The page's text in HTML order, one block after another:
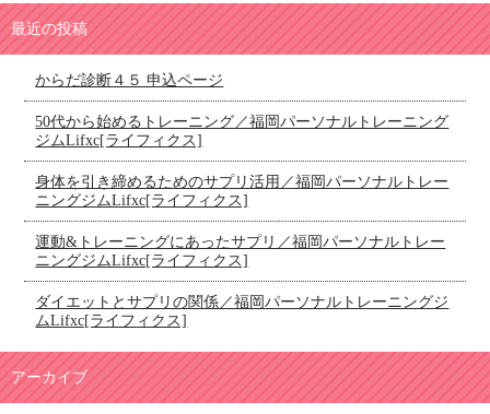
最近の投稿
からだ診断４５ 申込ページ
50代から始めるトレーニング／福岡パーソナルトレーニング
ジムLifxc[ライフィクス]
身体を引き締めるためのサプリ活用／福岡パーソナルトレー
ニングジムLifxc[ライフィクス]
運動&トレーニングにあったサプリ／福岡パーソナルトレー
ニングジムLifxc[ライフィクス]
ダイエットとサプリの関係／福岡パーソナルトレーニングジ
ムLifxc[ライフィクス]
アーカイブ